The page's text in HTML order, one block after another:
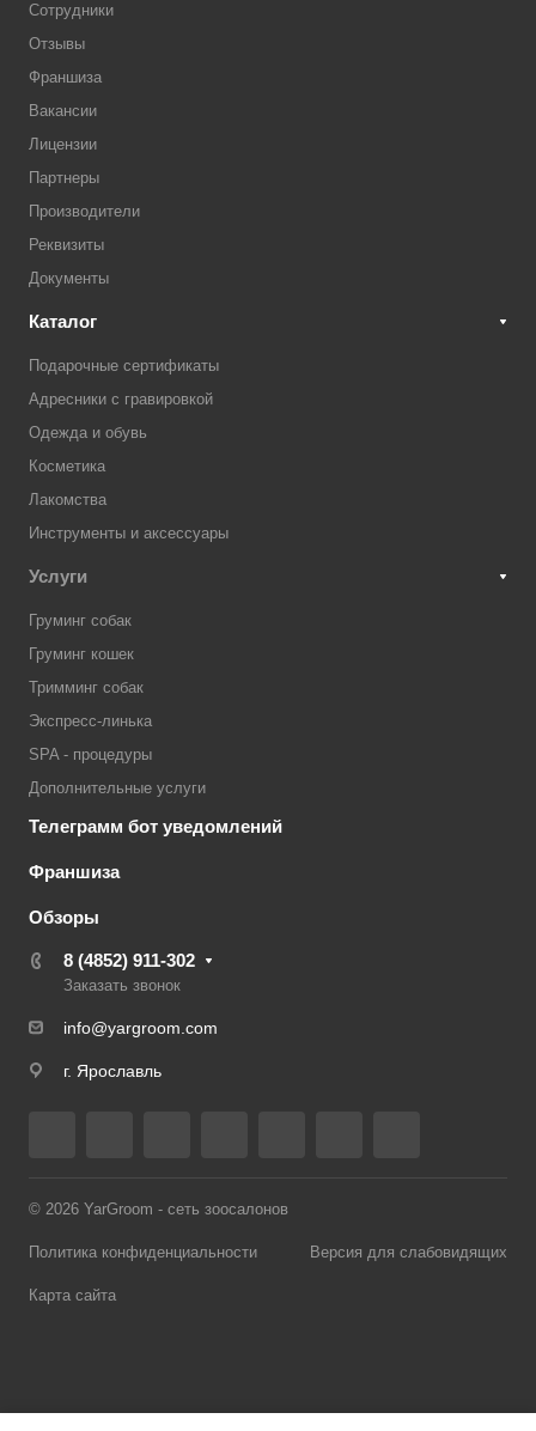
Сотрудники
Отзывы
Франшиза
Вакансии
Лицензии
Партнеры
Производители
Реквизиты
Документы
Каталог
Подарочные сертификаты
Адресники с гравировкой
Одежда и обувь
Косметика
Лакомства
Инструменты и аксессуары
Услуги
Груминг собак
Груминг кошек
Тримминг собак
Экспресс-линька
SPA - процедуры
Дополнительные услуги
Телеграмм бот уведомлений
Франшиза
Обзоры
8 (4852) 911-302
Заказать звонок
info@yargroom.com
г. Ярославль
© 2026 YarGroom - сеть зоосалонов
Политика конфиденциальности Версия для слабовидящих
Карта сайта